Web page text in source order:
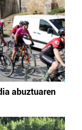
abuztuaren